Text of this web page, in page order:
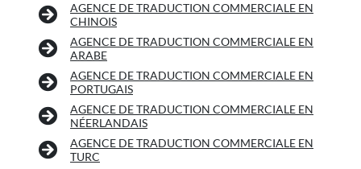
AGENCE DE TRADUCTION COMMERCIALE EN
CHINOIS
AGENCE DE TRADUCTION COMMERCIALE EN
ARABE
AGENCE DE TRADUCTION COMMERCIALE EN
PORTUGAIS
AGENCE DE TRADUCTION COMMERCIALE EN
NÉERLANDAIS
AGENCE DE TRADUCTION COMMERCIALE EN
TURC